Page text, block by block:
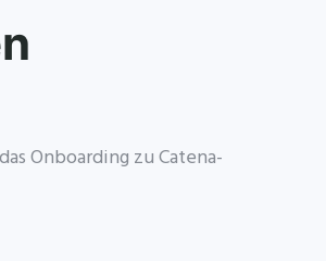
Onboarding zu Catena-